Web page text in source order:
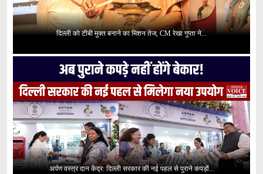
दिल्ली को टीबी मुक्त बनाने का मिशन तेज, CM रेखा गुप्ता ने...
अर्पण वस्त्र दान केंद्र: दिल्ली सरकार की नई पहल से पुराने कपड़ों...